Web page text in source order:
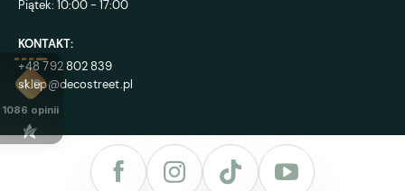
Piątek: 10:00 - 17:00
KONTAKT:
+48 792 802 839
sklep@decostreet.pl
4.9
1086 opinii